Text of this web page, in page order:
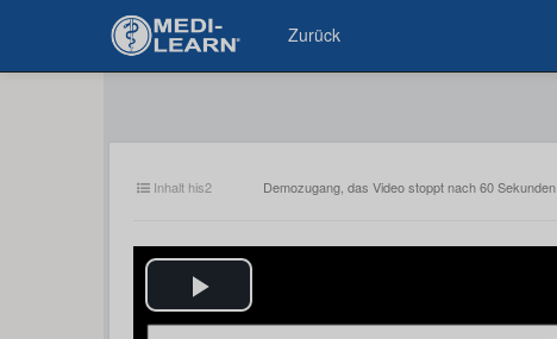
Zurück
Inhalt his2 Demozugang, das Video stoppt nach 60 Sekunden
Play